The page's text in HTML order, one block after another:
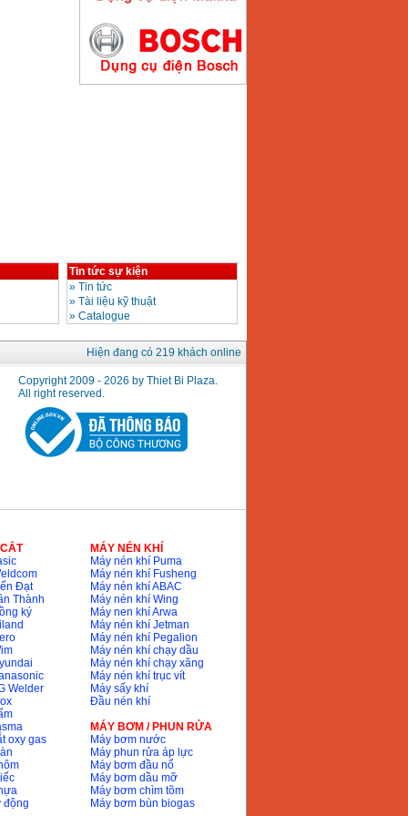
Máy hàn que điện tử
Hồng ký HK200E
Máy bơm nước
Koshin SEV 50X
Tin tức sự kiện
» Tin tức
» Tài liệu kỹ thuật
» Catalogue
Hiện đang có 219 khách online
Copyright 2009 - 2026 by Thiet Bi Plaza.
All right reserved.
Đạt
Thành
ký
Welder
oxy gas
động
MÁY NÉN KHÍ
Máy nén khí Puma
Máy nén khí Fusheng
Máy nén khí ABAC
Máy nén khí Wing
Máy nen khí Arwa
Máy nén khí Jetman
Máy nén khí Pegalion
Máy nén khí chạy dầu
Máy nén khí chạy xăng
Máy nén khí trục vít
Máy sấy khí
Đầu nén khí
MÁY BƠM / PHUN RỬA
Máy bơm nước
Máy phun rửa áp lực
Máy bơm đầu nổ
Máy bơm dầu mỡ
Máy bơm chìm tõm
Máy bơm bùn biogas